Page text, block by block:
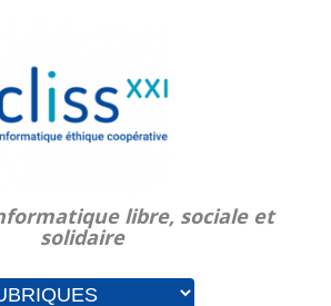
libre, sociale et
solidaire